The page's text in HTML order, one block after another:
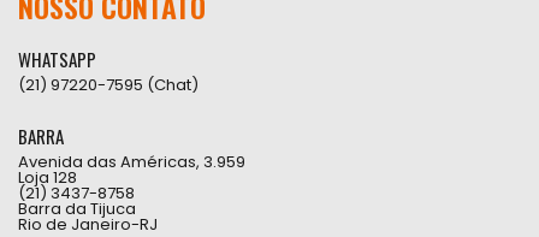
WHATSAPP
(21) 97220-7595 (Chat)
BARRA
Avenida das Américas, 3.959
Loja 128
(21) 3437-8758
Barra da Tijuca
Rio de Janeiro-RJ